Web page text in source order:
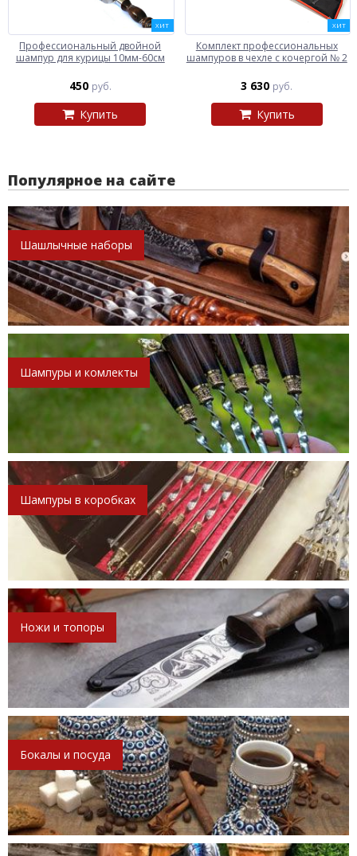
ХИТ
Профессиональный двойной
шампур для курицы 10мм-60см
450 руб.
Купить
ХИТ
Комплект профессиональных
шампуров в чехле с кочергой № 2
3 630 руб.
Купить
Популярное на сайте
Шашлычные наборы
Шампуры и комлекты
Шампуры в коробках
Ножи и топоры
Бокалы и посуда